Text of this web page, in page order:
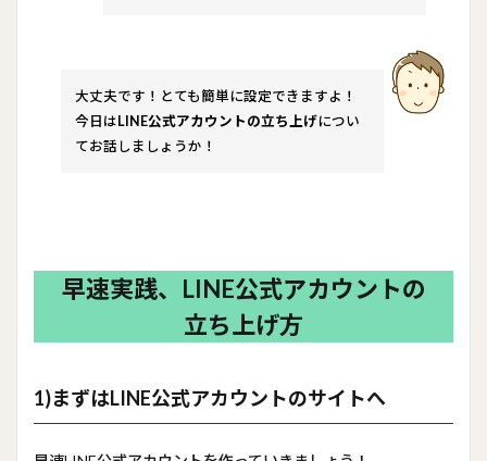
大丈夫です！とても簡単に設定できますよ！
今日は LINE公式アカウントの立ち上げについ
てお話しましょうか！
早速実践、LINE公式アカウントの
立ち上げ方
1)まずはLINE公式アカウントのサイトへ